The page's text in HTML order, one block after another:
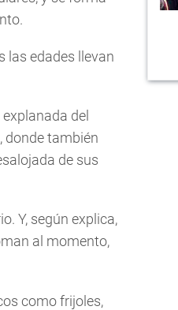
las edades llevan
del
donde también
de sus
Y, según explica,
al momento,
como frijoles,